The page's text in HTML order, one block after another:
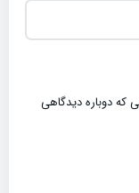
که دوباره دیدگاهی